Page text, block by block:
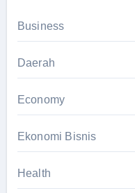
Business
Daerah
Economy
Ekonomi Bisnis
Health